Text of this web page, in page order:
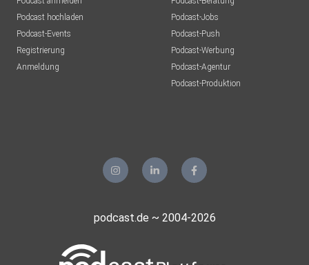
Podcast hochladen
Podcast-Events
Registrierung
Anmeldung
Podcast-Jobs
Podcast-Push
Podcast-Werbung
Podcast-Agentur
Podcast-Produktion
podcast.de ~ 2004-2026